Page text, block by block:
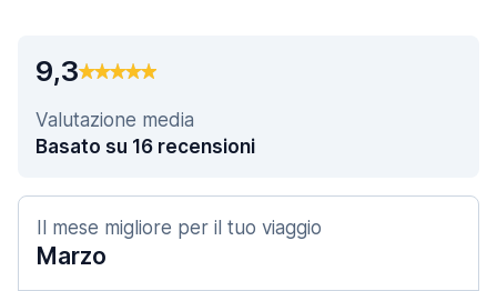
9,3
Valutazione media
Basato su 16 recensioni
Il mese migliore per il tuo viaggio
Marzo